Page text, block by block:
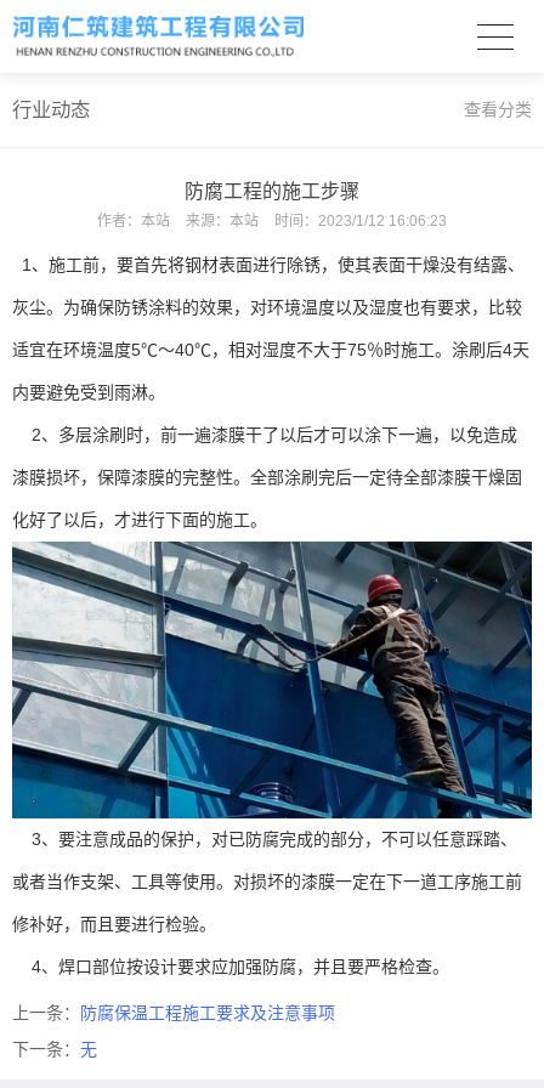
行业动态 查看分类
防腐工程的施工步骤
作者： 本站 来源： 本站 时间： 2023/1/12 16:06:23
1、施工前，要首先将钢材表面进行除锈，使其表面干燥没有结露、
灰尘。为确保防锈涂料的效果，对环境温度以及湿度也有要求，比较
适宜在环境温度5℃～40℃，相对湿度不大于75％时施工。涂刷后4天
内要避免受到雨淋。
2、多层涂刷时，前一遍漆膜干了以后才可以涂下一遍，以免造成
漆膜损坏，保障漆膜的完整性。全部涂刷完后一定待全部漆膜干燥固
化好了以后，才进行下面的施工。
3、要注意成品的保护，对已防腐完成的部分，不可以任意踩踏、
或者当作支架、工具等使用。对损坏的漆膜一定在下一道工序施工前
修补好，而且要进行检验。
4、焊口部位按设计要求应加强防腐，并且要严格检查。
上一条：
防腐保温工程施工要求及注意事项
下一条： 无